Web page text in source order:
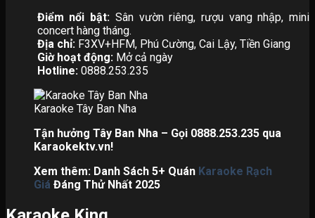
Điểm nổi bật: Sân vườn riêng, rượu vang nhập, mini
concert hàng tháng.
Địa chỉ:F3XV+HFM, Phú Cường, Cai Lậy, Tiền Giang
Giờ hoạt động:Mở cả ngày
Hotline:0888.253.235
Karaoke Tây Ban Nha
Tận hưởng Tây Ban Nha – Gọi 0888.253.235 qua
Karaokektv.vn!
Xem thêm: Danh Sách 5+ Quán Karaoke Rạch
Giá Đáng Thử Nhất 2025